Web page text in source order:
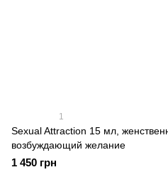
1
Sexual Attraction 15 мл,
возбуждающий желание
1 450 грн